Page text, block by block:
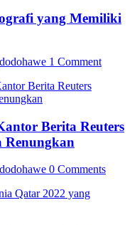
yang Memiliki
dodohawe 1 Comment
Berita Reuters
Renungkan
dodohawe 0 Comments